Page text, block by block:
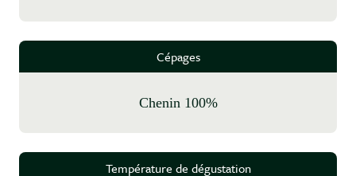
Cépages
Chenin 100%
Température de dégustation